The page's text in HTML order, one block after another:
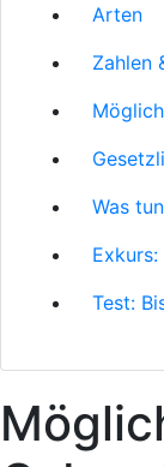
Arten
Zahlen
Was
Test: